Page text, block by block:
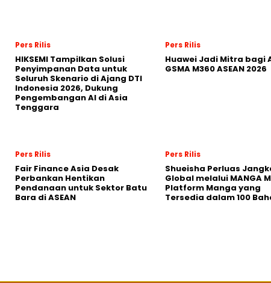
Pers Rilis
HIKSEMI Tampilkan Solusi
Penyimpanan Data untuk
Seluruh Skenario di Ajang DTI
Indonesia 2026, Dukung
Pengembangan AI di Asia
Tenggara
Pers Rilis
Huawei Jadi Mitra bagi
GSMA M360 ASEAN 2026
Pers Rilis
Fair Finance Asia Desak
Perbankan Hentikan
Pendanaan untuk Sektor Batu
Bara di ASEAN
Pers Rilis
Shueisha Perluas
Global melalui MANGA
Platform Manga yang
Tersedia dalam 100